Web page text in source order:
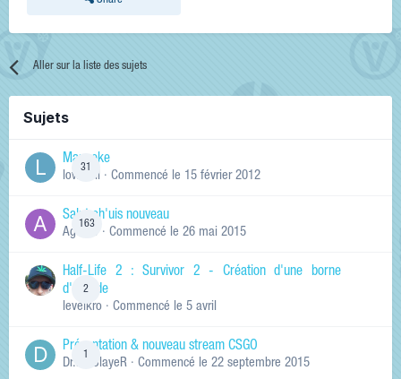
Aller sur la liste des sujets
Sujets
31
Manneke
lowskill · Commencé le 15 février 2012
163
Salut ch'uis nouveau
Ag0Nie · Commencé le 26 mai 2015
2
Half-Life 2 : Survivor 2 - Création d'une borne
d'arcade
levelkro · Commencé le 5 avril
1
Présentation & nouveau stream CSGO
Dr.KinSlayeR · Commencé le 22 septembre 2015